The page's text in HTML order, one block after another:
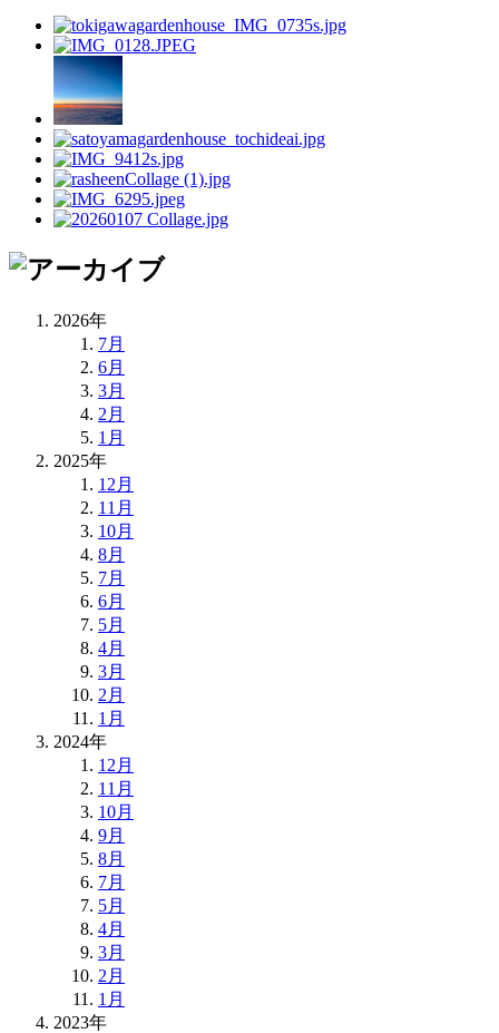
2026年
7月
6月
3月
2月
1月
2025年
12月
11月
10月
8月
7月
6月
5月
4月
3月
2月
1月
2024年
12月
11月
10月
9月
8月
7月
5月
4月
3月
2月
1月
2023年